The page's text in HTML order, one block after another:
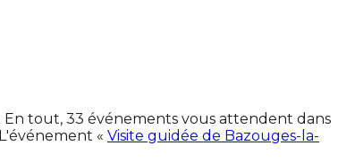
En tout, 33 événements vous attendent dans
« Visite guidée de Bazouges-la-